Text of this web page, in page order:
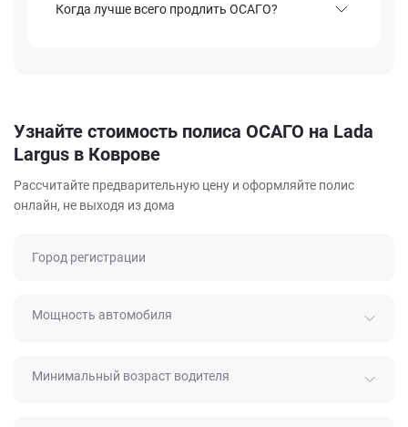
Когда лучше всего продлить ОСАГО?
Узнайте стоимость полиса ОСАГО на Lada
Largus в Коврове
Рассчитайте предварительную цену и оформляйте полис
онлайн, не выходя из дома
Город регистрации
Мощность автомобиля
Минимальный возраст водителя